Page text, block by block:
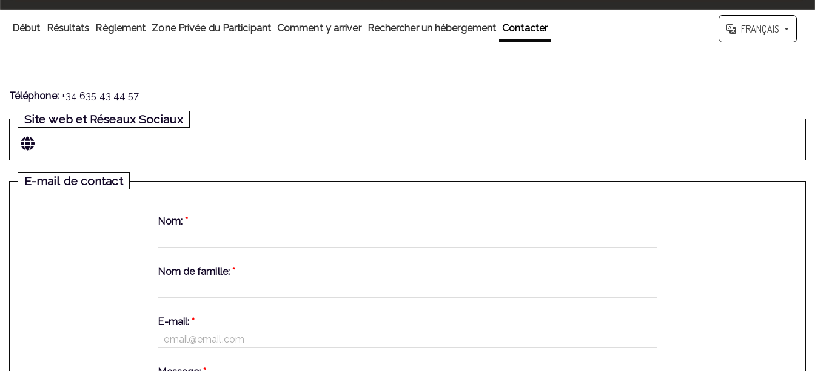
Début Résultats Règlement Zone Privée du Participant Comment y arriver Rechercher un hébergement Contacter FRANÇAIS
Téléphone:+34 635 43 44 57
Site web et Réseaux Sociaux
E-mail de contact
Nom: *
Nom de famille:*
E-mail:*